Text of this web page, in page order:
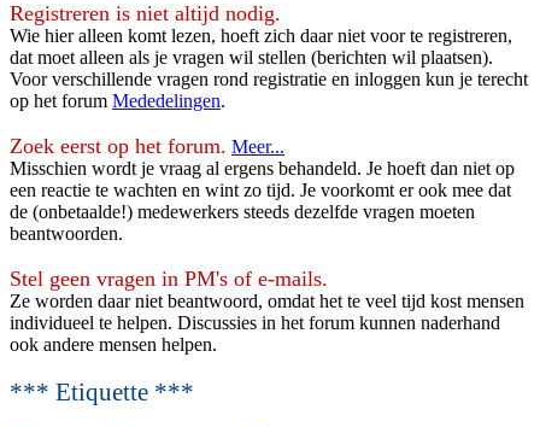
Registreren is niet altijd nodig.
Wie hier alleen komt lezen, hoeft zich daar niet voor te registreren,
dat moet alleen als je vragen wil stellen (berichten wil plaatsen).
Voor verschillende vragen rond registratie en inloggen kun je terecht
op het forum Mededelingen.
Zoek eerst op het forum. Meer...
Misschien wordt je vraag al ergens behandeld. Je hoeft dan niet op
een reactie te wachten en wint zo tijd. Je voorkomt er ook mee dat
de (onbetaalde!) medewerkers steeds dezelfde vragen moeten
beantwoorden.
Stel geen vragen in PM's of e-mails.
Ze worden daar niet beantwoord, omdat het te veel tijd kost mensen
individueel te helpen. Discussies in het forum kunnen naderhand
ook andere mensen helpen.
*** Etiquette ***